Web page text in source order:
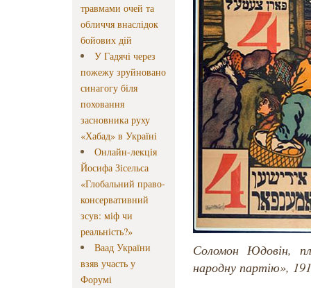
травмами очей та
обличчя внаслідок
бойових дій
У Гадячі через
пожежу зруйновано
синагогу біля
поховання
засновника руху
«Хабад» в Україні
Онлайн-лекція
Йосифа Зісельса
«Глобальний право-
консервативний
зсув: міф чи
реальність?»
Ваад України
взяв участь у
Форумі
Соломон Юдовін,
народну партію»,